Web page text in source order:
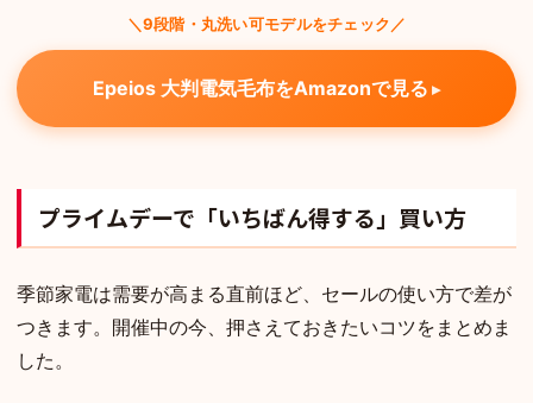
＼9段階・丸洗い可モデルをチェック／
Epeios 大判電気毛布をAmazonで見る
プライムデーで「いちばん得する」買い方
季節家電は需要が高まる直前ほど、セールの使い方で差が
つきます。開催中の今、押さえておきたいコツをまとめま
した。